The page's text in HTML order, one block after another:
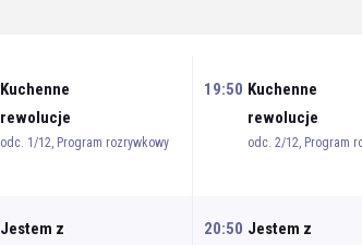
Kuchenne
rewolucje
odc. 1/12, Program rozrywkowy
19:50 Kuchenne
rewolucje
odc. 2/12, Program
Jestem z
20:50 Jestem z